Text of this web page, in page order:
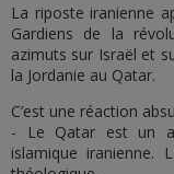
La riposte iranienne
Gardiens de la
azimuts sur Israël et
la Jordanie au Qatar.
C’est une réaction
- Le Qatar est un
islamique iranienne.